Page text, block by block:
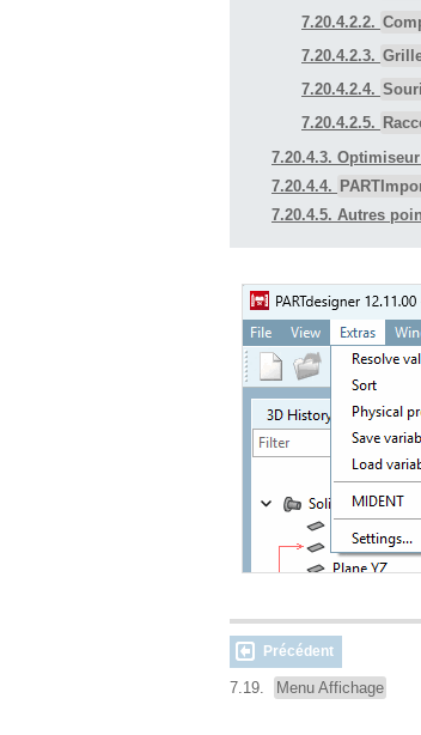
7.20.4.2.2.
7.20.4.2.3.
7.20.4.2.4.
7.20.4.2.5.
7.20.4.3.
7.20.4.4.
7.20.4.5. Autres
Précédent
7.19. Menu Affichage